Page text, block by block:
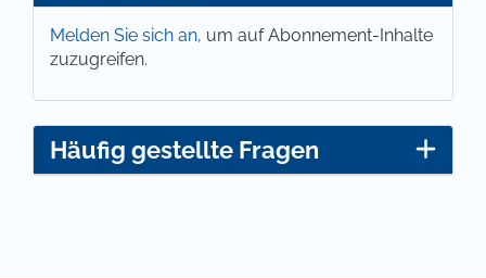
Melden Sie sich an, um auf Abonnement-Inhalte
zuzugreifen.
Häufig gestellte Fragen